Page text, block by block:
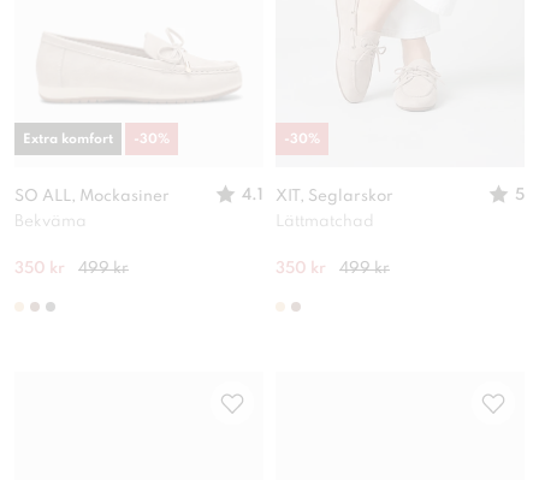
SO ALL, Mockasiner
4.1
Bekväma
350 kr 499 kr
Extra komfort -30%
XIT, Seglarskor
5
Lättmatchad
350 kr 499 kr
-30%